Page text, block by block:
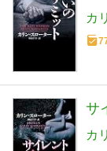
カ
サ
カ